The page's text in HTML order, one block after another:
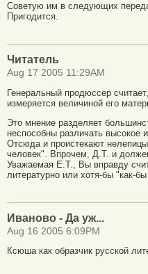
Советую им в следующих
Пригодится.
Читатель
Aug 17 2005 11:29AM
Генеральный продюссер
измеряется величиной его
Это мнение разделяет
неспособны различать высокое
Отсюда и проистекают
человек". Впрочем, Д.Т. и
Уважаемая Е.Т., Вы вправду
литературно или хотя-бы "как-
Иваново - Да уж...
Aug 16 2005 6:09PM
Ксюша как образчик русской